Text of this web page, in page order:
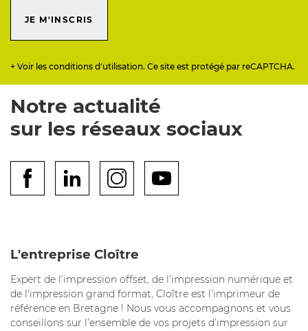
JE M'INSCRIS
+ Voir les conditions d'utilisation. Ce site est protégé par reCAPTCHA.
Notre actualité
sur les réseaux sociaux
L'entreprise Cloître
Expert de l’impression offset, de l’impression numérique et
de l'impression grand format, Cloître est l’imprimeur de
référence en Bretagne ! Nous vous accompagnons et vous
conseillons sur l’ensemble de vos projets d’impression sur